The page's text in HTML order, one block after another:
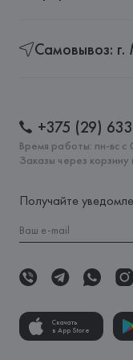
Самовывоз: г.
+375 (29)
Время работы: пн-вс с
Заказы через корзину
Получайте
Скачать
в App Store